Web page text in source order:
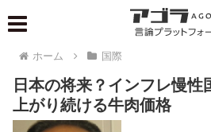
ホーム 国際
日本の将来？インフレ慢性
上がり続ける牛肉価格